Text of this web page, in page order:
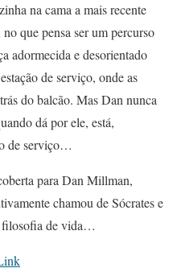
na cama a mais recente
que pensa ser um percurso
adormecida e desorientado
de serviço, onde as
do balcão. Mas Dan nunca
dá por ele, está,
de serviço…
para Dan Millman,
chamou de Sócrates e
filosofia de vida…